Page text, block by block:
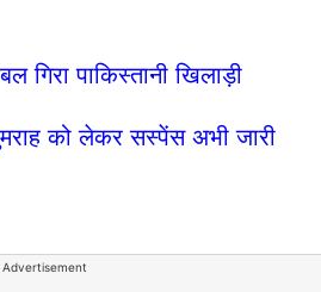
पाकिस्तानी खिलाड़ी
को लेकर सस्पेंस अभी जारी
Advertisement